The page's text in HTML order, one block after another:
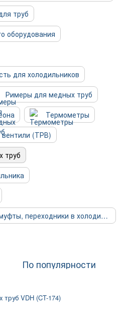
труб
оборудования
для холодильников
Римеры для медных труб
Термометры
(ТРВ)
труб
Фитинги, адаптеры, муфты, переходники в холодильник
По популярности
VDH (CT-174)